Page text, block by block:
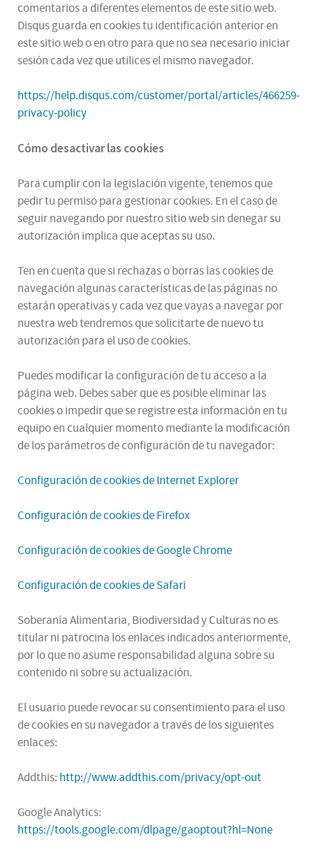
comentarios a diferentes elementos de este sitio web.
Disqus guarda en cookies tu identificación anterior en
este sitio web o en otro para que no sea necesario iniciar
sesión cada vez que utilices el mismo navegador.
https://help.disqus.com/customer/portal/articles/466259-
privacy-policy
Cómo desactivar las cookies
Para cumplir con la legislación vigente, tenemos que
pedir tu permiso para gestionar cookies. En el caso de
seguir navegando por nuestro sitio web sin denegar su
autorización implica que aceptas su uso.
Ten en cuenta que si rechazas o borras las cookies de
navegación algunas características de las páginas no
estarán operativas y cada vez que vayas a navegar por
nuestra web tendremos que solicitarte de nuevo tu
autorización para el uso de cookies.
Puedes modificar la configuración de tu acceso a la
página web. Debes saber que es posible eliminar las
cookies o impedir que se registre esta información en tu
equipo en cualquier momento mediante la modificación
de los parámetros de configuración de tu navegador:
Configuración de cookies de Internet Explorer
Configuración de cookies de Firefox
Configuración de cookies de Google Chrome
Configuración de cookies de Safari
Soberanía Alimentaria, Biodiversidad y Culturas no es
titular ni patrocina los enlaces indicados anteriormente,
por lo que no asume responsabilidad alguna sobre su
contenido ni sobre su actualización.
El usuario puede revocar su consentimiento para el uso
de cookies en su navegador a través de los siguientes
enlaces:
Addthis: http://www.addthis.com/privacy/opt-out
Google Analytics:
https://tools.google.com/dlpage/gaoptout?hl=None